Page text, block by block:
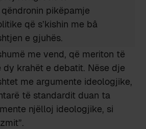
pikëpamje
që s’kishin me bâ
e gjuhës.
me vend, që meriton të
dy krahët e debatit. Nëse dje
me argumente ideologjike,
të standardit duan ta
njëlloj ideologjike, si